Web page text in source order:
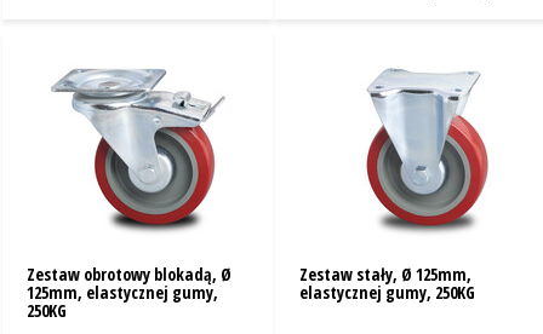
Zestaw obrotowy blokadą, Ø
125mm, elastycznej gumy,
250KG
Zestaw stały, Ø 125mm,
elastycznej gumy, 250KG